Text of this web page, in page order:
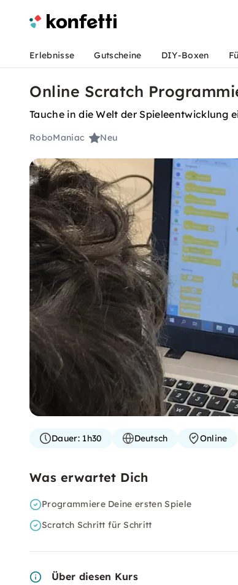
Erlebnisse Gutscheine DIY-Boxen
Online Scratch
Tauche in die Welt der Spieleentwicklung
RoboManiac Neu
Dauer:1h30 Deutsch Online
Was erwartet Dich
Programmiere Deine ersten Spiele
Scratch Schritt für Schritt
Über diesen Kurs